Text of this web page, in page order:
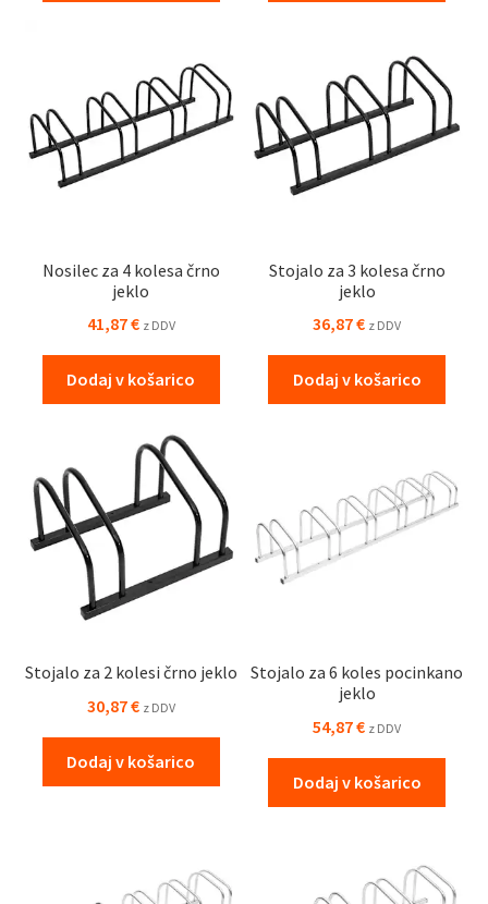
Nosilec za 4 kolesa črno
jeklo
41,87€ z DDV
Dodaj v košarico
Stojalo za 3 kolesa črno
jeklo
36,87€ z DDV
Dodaj v košarico
Stojalo za 2 kolesi črno jeklo
30,87€ z DDV
Dodaj v košarico
Stojalo za 6 koles pocinkano
jeklo
54,87€ z DDV
Dodaj v košarico